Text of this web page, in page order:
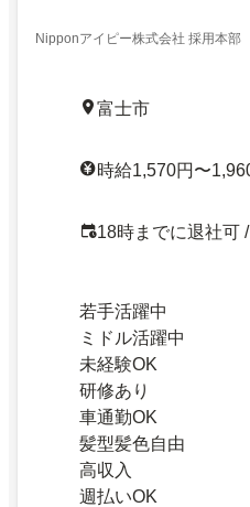
Nipponアイピー株式会社 採用本部
富士市
時給1,570円〜
18時までに退社可
若手活躍中
ミドル活躍中
未経験OK
研修あり
車通勤OK
髪型髪色自由
高収入
週払いOK